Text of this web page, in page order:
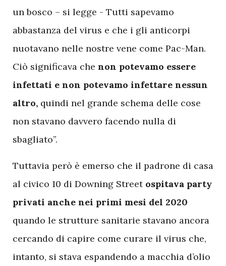
un bosco – si legge - Tutti sapevamo
abbastanza del virus e che i gli anticorpi
nuotavano nelle nostre vene come Pac-Man.
Ciò significava che non potevamo essere
infettati e non potevamo infettare nessun
altro, quindi nel grande schema delle cose
non stavano davvero facendo nulla di
sbagliato”.
Tuttavia però è emerso che il padrone di casa
al civico 10 di Downing Streetospitava party
privati anche nei primi mesi del 2020
quando le strutture sanitarie stavano ancora
cercando di capire come curare il virus che,
intanto, si stava espandendo a macchia d’olio